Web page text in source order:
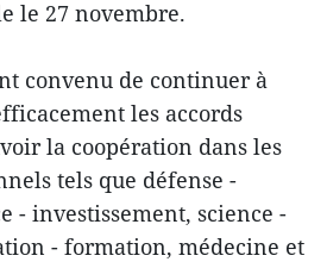
le 27 novembre.
convenu de continuer à
les accords
la coopération dans les
tels que défense -
- investissement, science -
- formation, médecine et